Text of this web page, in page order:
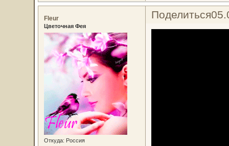
Поделиться
Fleur
Цветочная Фея
Откуда: Россия